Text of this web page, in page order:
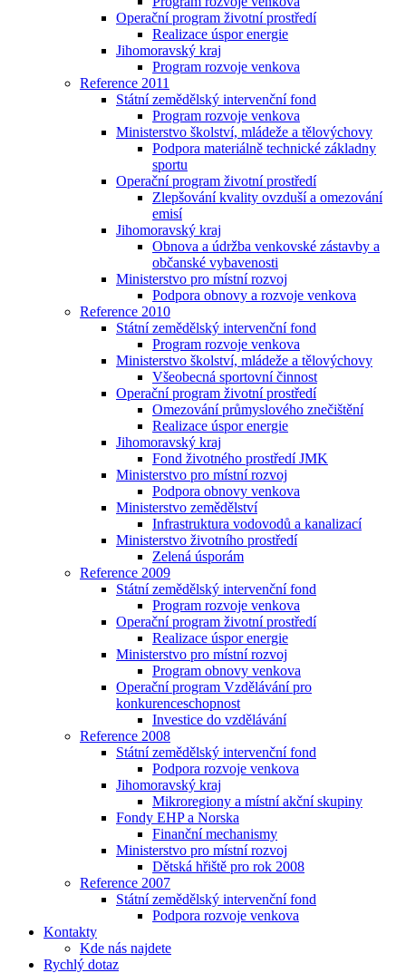
Operační program životní prostředí
Realizace úspor energie
Jihomoravský kraj
Program rozvoje venkova
Reference 2011
Státní zemědělský intervenční fond
Program rozvoje venkova
Ministerstvo školství, mládeže a tělovýchovy
Podpora materiálně technické základny
sportu
Operační program životní prostředí
Zlepšování kvality ovzduší a omezování
emisí
Jihomoravský kraj
Obnova a údržba venkovské zástavby a
občanské vybavenosti
Ministerstvo pro místní rozvoj
Podpora obnovy a rozvoje venkova
Reference 2010
Státní zemědělský intervenční fond
Program rozvoje venkova
Ministerstvo školství, mládeže a tělovýchovy
Všeobecná sportovní činnost
Operační program životní prostředí
Omezování průmyslového znečištění
Realizace úspor energie
Jihomoravský kraj
Fond životného prostředí JMK
Ministerstvo pro místní rozvoj
Podpora obnovy venkova
Ministerstvo zemědělství
Infrastruktura vodovodů a kanalizací
Ministerstvo životního prostředí
Zelená úsporám
Reference 2009
Státní zemědělský intervenční fond
Program rozvoje venkova
Operační program životní prostředí
Realizace úspor energie
Ministerstvo pro místní rozvoj
Program obnovy venkova
Operační program Vzdělávání pro
konkurenceschopnost
Investice do vzdělávání
Reference 2008
Státní zemědělský intervenční fond
Podpora rozvoje venkova
Jihomoravský kraj
Mikroregiony a místní akční skupiny
Fondy EHP a Norska
Finanční mechanismy
Ministerstvo pro místní rozvoj
Dětská hřiště pro rok 2008
Reference 2007
Státní zemědělský intervenční fond
Podpora rozvoje venkova
Kontakty
Kde nás najdete
Rychlý dotaz